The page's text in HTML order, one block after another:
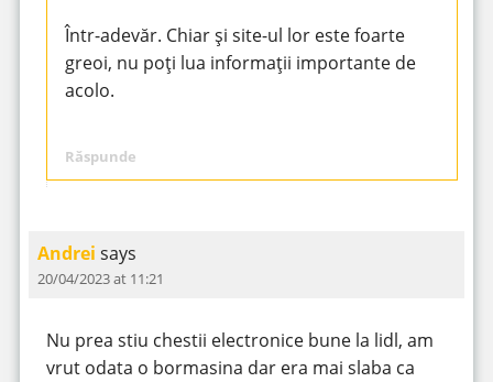
Într-adevăr. Chiar și site-ul lor este foarte
greoi, nu poți lua informații importante de
acolo.
Răspunde
Andrei says
20/04/2023 at 11:21
Nu prea stiu chestii electronice bune la lidl, am
vrut odata o bormasina dar era mai slaba ca